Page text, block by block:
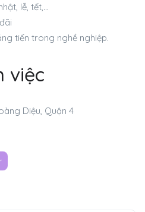
lễ, tết,…
tiến trong nghề nghiệp.
việc
Diệu, Quận 4